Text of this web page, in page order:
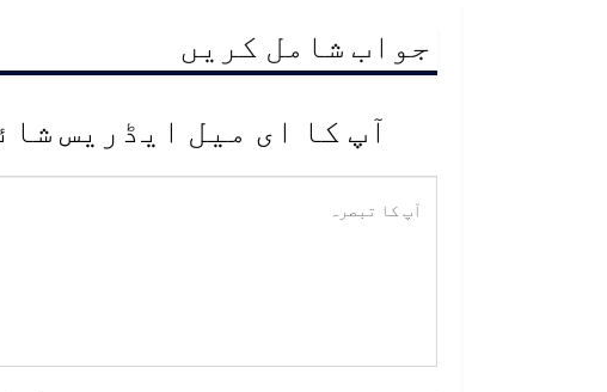
جواب شامل کریں
آپ کا ای میل ایڈریس